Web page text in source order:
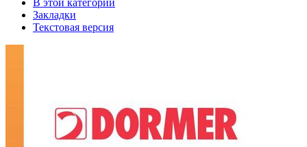
Закладки
Текстовая версия